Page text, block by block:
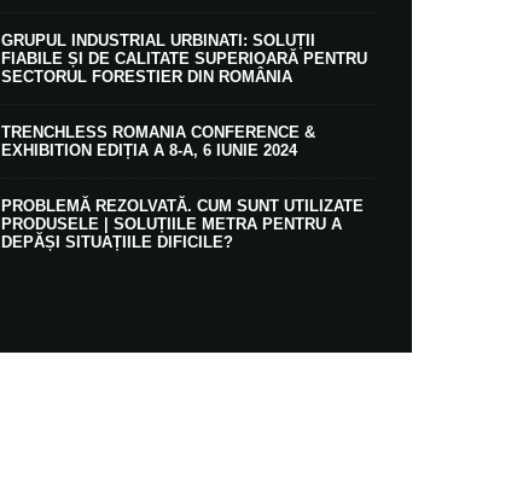
GRUPUL INDUSTRIAL URBINATI: SOLUȚII
FIABILE ȘI DE CALITATE SUPERIOARĂ PENTRU
SECTORUL FORESTIER DIN ROMÂNIA
TRENCHLESS ROMANIA CONFERENCE &
EXHIBITION EDIȚIA A 8-A, 6 IUNIE 2024
PROBLEMĂ REZOLVATĂ. CUM SUNT UTILIZATE
PRODUSELE | SOLUȚIILE METRA PENTRU A
DEPĂȘI SITUAȚIILE DIFICILE?